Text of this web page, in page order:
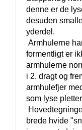
denne er de
desuden
yderdel.
formentligt er
armhulerne
i 2. dragt og
armhulefjer
som lyse
brede hvide